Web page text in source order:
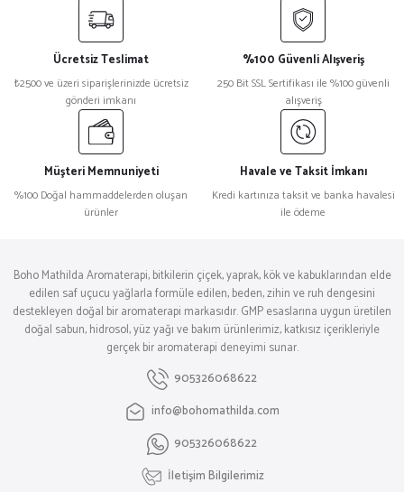
Ücretsiz Teslimat
₺2500 ve üzeri siparişlerinizde ücretsiz
gönderi imkanı
%100 Güvenli Alışveriş
250 Bit SSL Sertifikası ile %100 güvenli
alışveriş
Müşteri Memnuniyeti
%100 Doğal hammaddelerden oluşan
ürünler
Havale ve Taksit İmkanı
Kredi kartınıza taksit ve banka havalesi
ile ödeme
Boho Mathilda Aromaterapi, bitkilerin çiçek, yaprak, kök ve kabuklarından elde
edilen saf uçucu yağlarla formüle edilen, beden, zihin ve ruh dengesini
destekleyen doğal bir aromaterapi markasıdır. GMP esaslarına uygun üretilen
doğal sabun, hidrosol, yüz yağı ve bakım ürünlerimiz, katkısız içerikleriyle
gerçek bir aromaterapi deneyimi sunar.
905326068622
info@bohomathilda.com
905326068622
İletişim Bilgilerimiz